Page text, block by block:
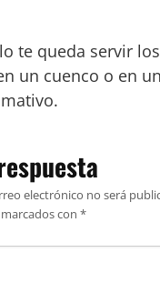
te queda servir
un cuenco o en
electrónico no será
con *